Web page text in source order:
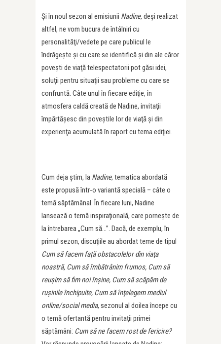
Şi în noul sezon al emisiunii Nadine, deşi realizat
altfel, ne vom bucura de întâlniri cu
personalităţi/vedete pe care publicul le
îndrăgeşte şi cu care se identifică şi din ale căror
poveşti de viaţă telespectatorii pot găsi idei,
soluţii pentru situaţii sau probleme cu care se
confruntă. Câte unul în fiecare ediţie, în
atmosfera caldă creată de Nadine, invitaţii
împărtăşesc din poveştile lor de viaţă şi din
experienţa acumulată în raport cu tema ediţiei.
Cum deja ştim, la Nadine, tematica abordată
este propusă într-o variantă specială – câte o
temă săptămânal. În fiecare luni, Nadine
lansează o temă inspiraţională, care porneşte de
la întrebarea „Cum să…”. Dacă, de exemplu, în
primul sezon, discuţiile au abordat teme de tipul
Cum să facem faţă obstacolelor din viaţa
noastră, Cum să îmbătrânim frumos, Cum să
reuşim să fim noi înşine, Cum să scăpăm de
ruşinile închipuite, Cum să înţelegem mediul
online/social media, sezonul al doilea începe cu
o temă ofertantă pentru invitaţii primei
săptămâni: Cum să ne facem rost de fericire?